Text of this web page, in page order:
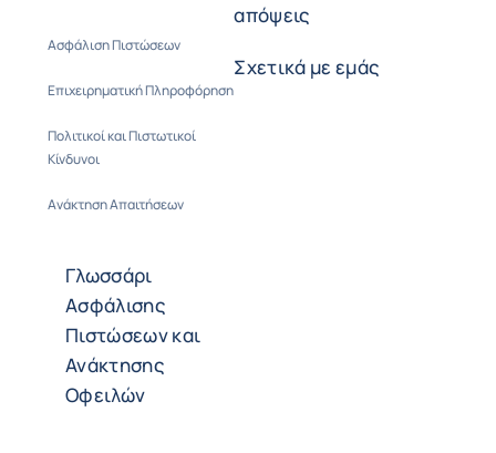
Ασφάλιση Πιστώσεων
Επιχειρηματική Πληροφόρηση
Πολιτικοί και Πιστωτικοί
Κίνδυνοι
Ανάκτηση Απαιτήσεων
απόψεις
Σχετικά με εμάς
Γλωσσάρι
Ασφάλισης
Πιστώσεων και
Ανάκτησης
Οφειλών